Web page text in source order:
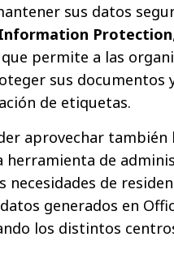
sus datos
Protection
permite a las
sus documentos
de etiquetas.
aprovechar también
herramienta de
necesidades de
generados en
los distintos